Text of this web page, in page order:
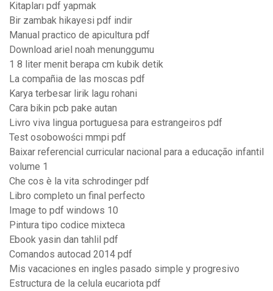
Kitapları pdf yapmak
Bir zambak hikayesi pdf indir
Manual practico de apicultura pdf
Download ariel noah menunggumu
1 8 liter menit berapa cm kubik detik
La compañia de las moscas pdf
Karya terbesar lirik lagu rohani
Cara bikin pcb pake autan
Livro viva lingua portuguesa para estrangeiros pdf
Test osobowości mmpi pdf
Baixar referencial curricular nacional para a educação infantil
volume 1
Che cos è la vita schrodinger pdf
Libro completo un final perfecto
Image to pdf windows 10
Pintura tipo codice mixteca
Ebook yasin dan tahlil pdf
Comandos autocad 2014 pdf
Mis vacaciones en ingles pasado simple y progresivo
Estructura de la celula eucariota pdf